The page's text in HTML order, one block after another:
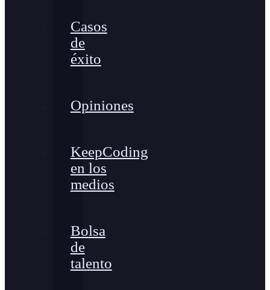
Casos
de
éxito
Opiniones
KeepCoding
en los
medios
Bolsa
de
talento